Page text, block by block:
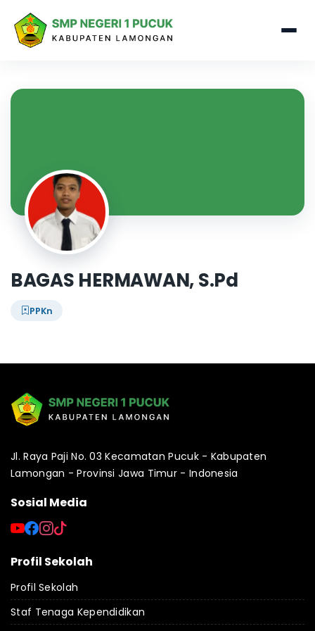
BAGAS HERMAWAN, S.Pd
PPKn
Jl. Raya Paji No. 03 Kecamatan Pucuk - Kabupaten
Lamongan - Provinsi Jawa Timur - Indonesia
Sosial Media
Profil Sekolah
Profil Sekolah
Staf Tenaga Kependidikan